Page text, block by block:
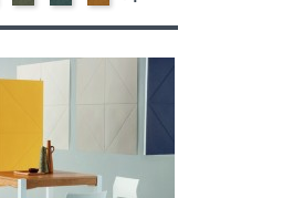
HUNTER-
VELOURS
VELOURS
-
VELOURS